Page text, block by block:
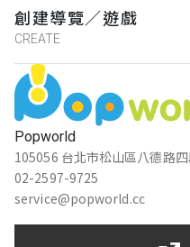
2023-04-22 18:25:41
這場我佛系解
距離滿遠的，其
方，但題目也沒
要玩家跑過去的
Popworld
105056 台北市松山區八德路
02-2597-9725
service@popworld.cc
創建導覽／遊戲
CREATE